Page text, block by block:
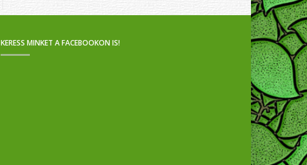
KERESS MINKET A FACEBOOKON IS!